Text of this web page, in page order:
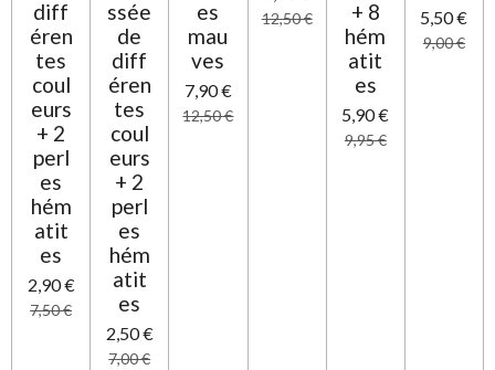
diff
éren
tes
coul
eurs
+ 2
perl
es
hém
atit
es
2,90 €
7,50 €
ssée
de
diff
éren
tes
coul
eurs
+ 2
perl
es
hém
atit
es
2,50 €
7,00 €
es
mau
ves
7,90 €
12,50 €
12,50 €
+ 8
hém
atit
es
5,90 €
9,95 €
5,50 €
9,00 €